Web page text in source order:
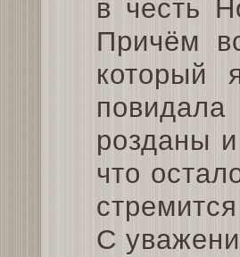
в честь
Причём
который
розданы
что
С